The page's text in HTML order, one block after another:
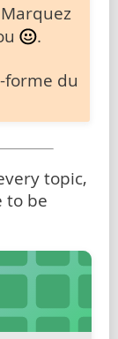
Marquez
.
du
topic,
to be